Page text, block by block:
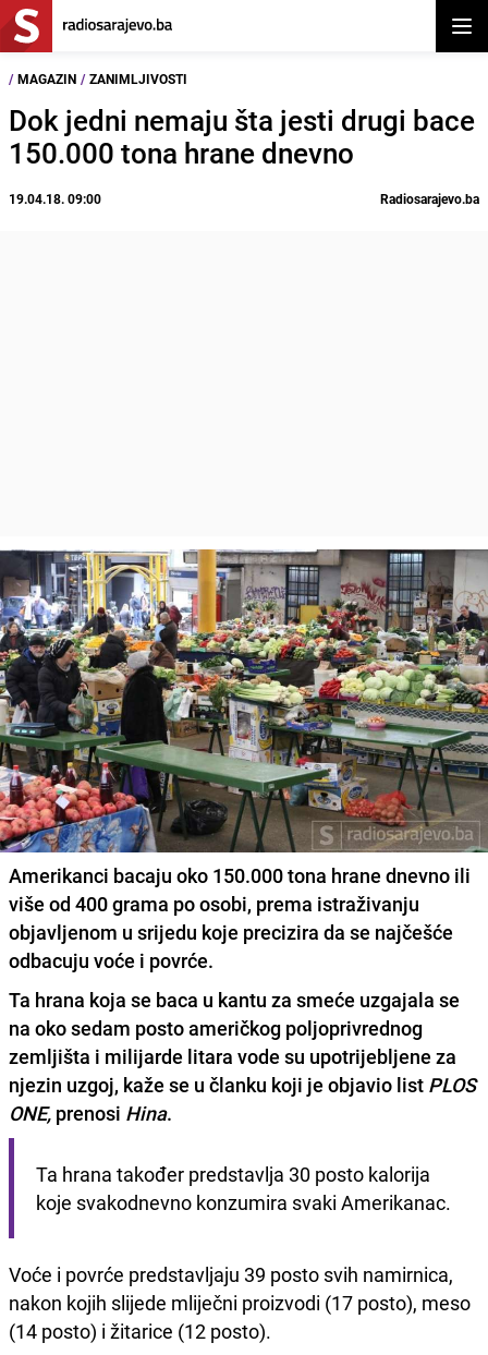
/ MAGAZIN / ZANIMLJIVOSTI
Dok jedni nemaju šta jesti drugi bace
150.000 tona hrane dnevno
19.04.18. 09:00 Radiosarajevo.ba
Amerikanci bacaju oko 150.000 tona hrane dnevno ili
više od 400 grama po osobi, prema istraživanju
objavljenom u srijedu koje precizira da se najčešće
odbacuju voće i povrće.
Ta hrana koja se baca u kantu za smeće uzgajala se
na oko sedam posto američkog poljoprivrednog
zemljišta i milijarde litara vode su upotrijebljene za
njezin uzgoj, kaže se u članku koji je objavio list PLOS
ONE, prenosi Hina.
Ta hrana također predstavlja 30 posto kalorija
koje svakodnevno konzumira svaki Amerikanac.
Voće i povrće predstavljaju 39 posto svih namirnica,
nakon kojih slijede mliječni proizvodi (17 posto), meso
(14 posto) i žitarice (12 posto).